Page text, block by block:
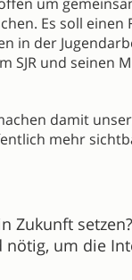
Es soll
in der
SJR und
damit
mehr
Zukunft
um die